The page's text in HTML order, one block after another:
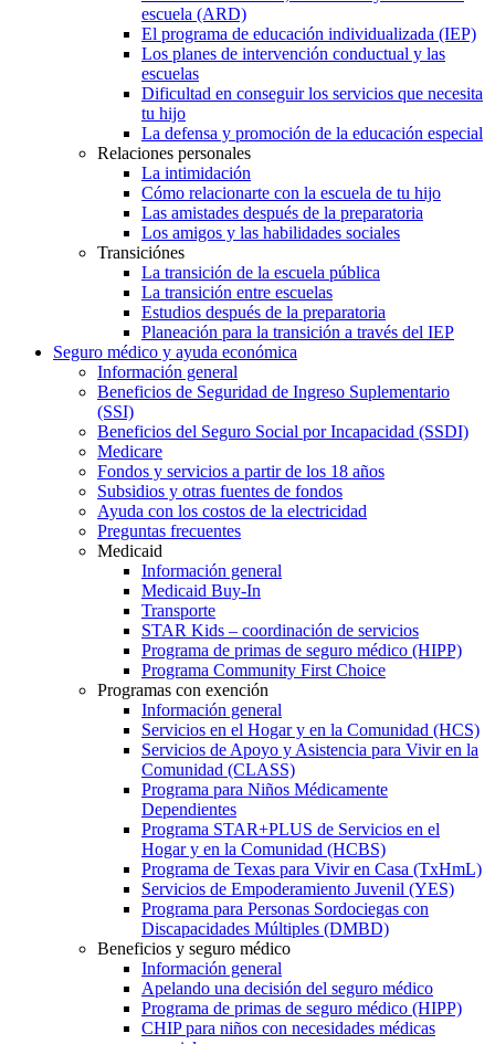
escuela (ARD)
El programa de educación individualizada (IEP)
Los planes de intervención conductual y las
escuelas
Dificultad en conseguir los servicios que necesita
tu hijo
La defensa y promoción de la educación especial
Relaciones personales
La intimidación
Cómo relacionarte con la escuela de tu hijo
Las amistades después de la preparatoria
Los amigos y las habilidades sociales
Transiciónes
La transición de la escuela pública
La transición entre escuelas
Estudios después de la preparatoria
Planeación para la transición a través del IEP
Seguro médico y ayuda económica
Información general
Beneficios de Seguridad de Ingreso Suplementario
(SSI)
Beneficios del Seguro Social por Incapacidad (SSDI)
Medicare
Fondos y servicios a partir de los 18 años
Subsidios y otras fuentes de fondos
Ayuda con los costos de la electricidad
Preguntas frecuentes
Medicaid
Información general
Medicaid Buy-In
Transporte
STAR Kids – coordinación de servicios
Programa de primas de seguro médico (HIPP)
Programa Community First Choice
Programas con exención
Información general
Servicios en el Hogar y en la Comunidad (HCS)
Servicios de Apoyo y Asistencia para Vivir en la
Comunidad (CLASS)
Programa para Niños Médicamente
Dependientes
Programa STAR+PLUS de Servicios en el
Hogar y en la Comunidad (HCBS)
Programa de Texas para Vivir en Casa (TxHmL)
Servicios de Empoderamiento Juvenil (YES)
Programa para Personas Sordociegas con
Discapacidades Múltiples (DMBD)
Beneficios y seguro médico
Información general
Apelando una decisión del seguro médico
Programa de primas de seguro médico (HIPP)
CHIP para niños con necesidades médicas